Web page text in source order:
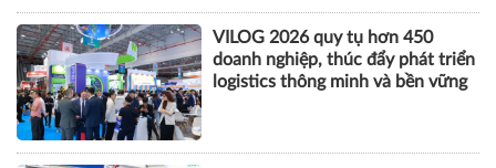
VILOG 2026 quy tụ hơn 450
doanh nghiệp, thúc đẩy phát triển
logistics thông minh và bền vững